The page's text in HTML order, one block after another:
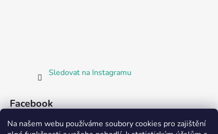
Na našem webu používáme soubory cookies pro zajištění
Sledovat na Instagramu
Facebook